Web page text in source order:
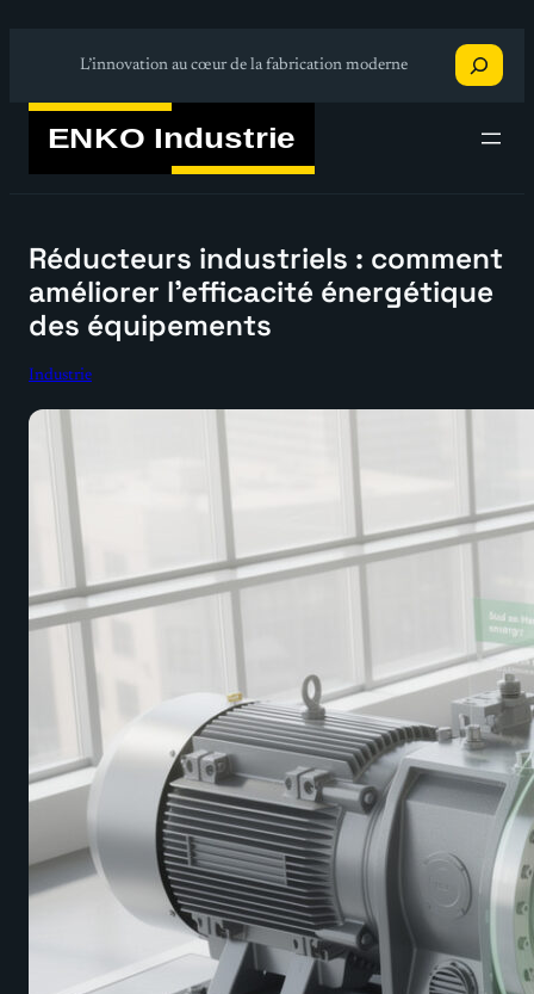
L’innovation au cœur de la fabrication moderne
Recherche
Réducteurs industriels : comment
améliorer l’efficacité énergétique
des équipements
Industrie